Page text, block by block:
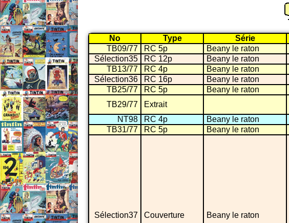
No Type Série
TB09/77
RC 5p Beany le raton
Sélection35
RC 12p Beany le raton
TB13/77
RC 4p Beany le raton
Sélection36
RC 16p Beany le raton
TB25/77
RC 5p Beany le raton
TB29/77
Extrait
NT98
RC 4p Beany le raton
TB31/77
RC 5p Beany le raton
Sélection37 Couverture Beany le raton